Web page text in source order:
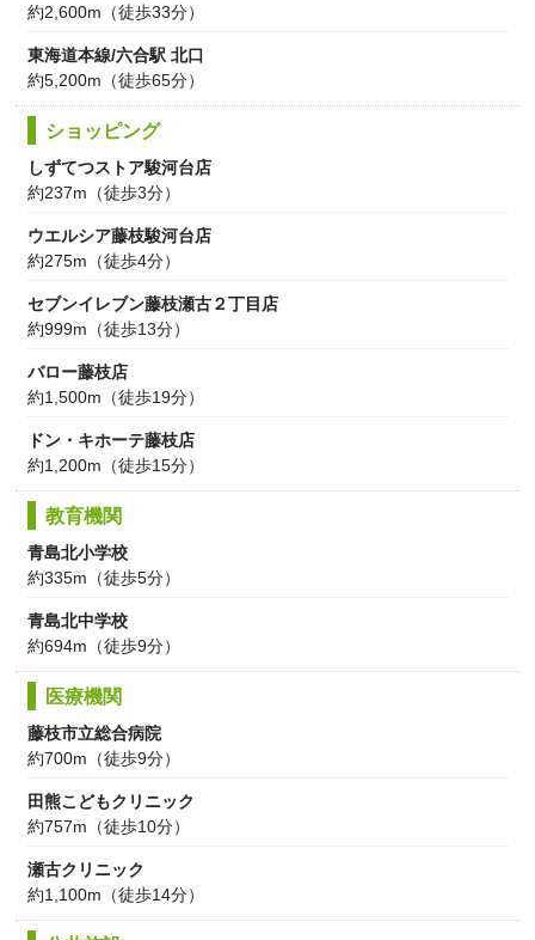
約2,600m（徒歩33分）
東海道本線/六合駅 北口
約5,200m（徒歩65分）
ショッピング
しずてつストア駿河台店
約237m（徒歩3分）
ウエルシア藤枝駿河台店
約275m（徒歩4分）
セブンイレブン藤枝瀬古２丁目店
約999m（徒歩13分）
バロー藤枝店
約1,500m（徒歩19分）
ドン・キホーテ藤枝店
約1,200m（徒歩15分）
教育機関
青島北小学校
約335m（徒歩5分）
青島北中学校
約694m（徒歩9分）
医療機関
藤枝市立総合病院
約700m（徒歩9分）
田熊こどもクリニック
約757m（徒歩10分）
瀬古クリニック
約1,100m（徒歩14分）